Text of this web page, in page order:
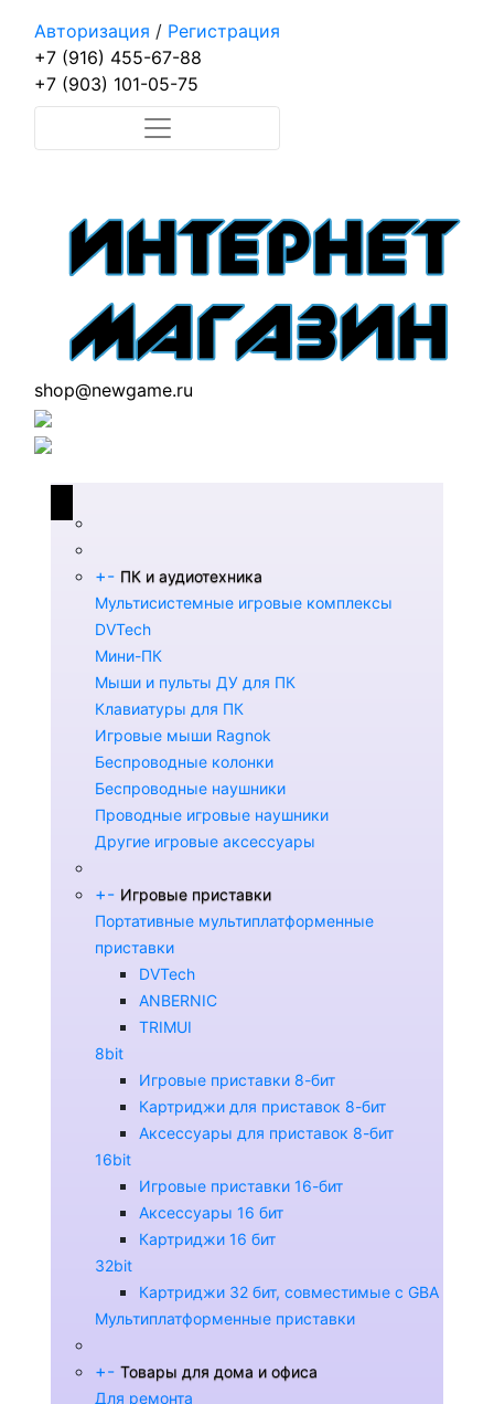
Авторизация / Регистрация
+7 (916) 455-67-88
+7 (903) 101-05-75
shop@newgame.ru
+- ПК и аудиотехника
Мультисистемные игровые комплексы
DVTech
Мини-ПК
Мыши и пульты ДУ для ПК
Клавиатуры для ПК
Игровые мыши Ragnok
Беспроводные колонки
Беспроводные наушники
Проводные игровые наушники
Другие игровые аксессуары
+- Игровые приставки
Портативные мультиплатформенные
приставки
DVTech
ANBERNIC
TRIMUI
8bit
Игровые приставки 8-бит
Картриджи для приставок 8-бит
Аксессуары для приставок 8-бит
16bit
Игровые приставки 16-бит
Аксессуары 16 бит
Картриджи 16 бит
32bit
Картриджи 32 бит, совместимые с GBA
Мультиплатформенные приставки
+- Товары для дома и офиса
Для ремонта